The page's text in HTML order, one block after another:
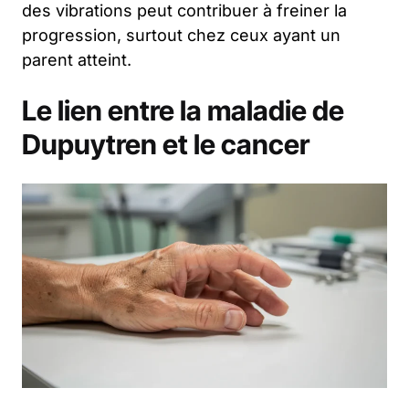
des vibrations peut contribuer à freiner la
progression, surtout chez ceux ayant un
parent atteint.
Le lien entre la maladie de
Dupuytren et le cancer